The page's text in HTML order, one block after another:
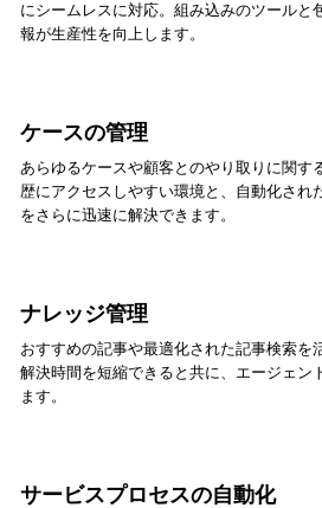
にシームレスに対応。組み込みのツールと
報が生産性を向上します。
ケースの管理
あらゆるケースや顧客とのやり取りに関す
歴にアクセスしやすい環境と、自動化され
をさらに迅速に解決できます。
ナレッジ管理
おすすめの記事や最適化された記事検索を
解決時間を短縮できると共に、エージェン
ます。
サービスプロセスの自動化